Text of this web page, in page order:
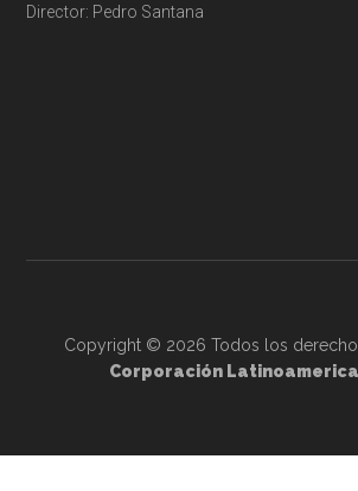
Director: Pedro Santana
Copyright © 2026 Todos los
Corporación